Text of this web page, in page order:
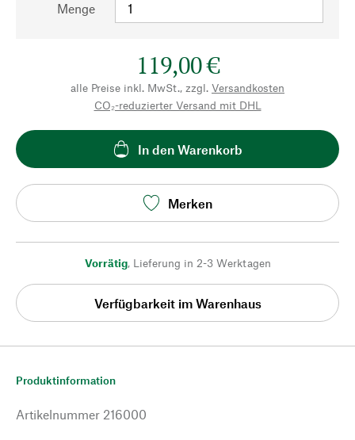
Menge
119,00 €
alle Preise inkl. MwSt., zzgl. Versandkosten
CO₂-reduzierter Versand mit DHL
In den Warenkorb
Merken
Vorrätig, Lieferung in 2-3 Werktagen
Verfügbarkeit im Warenhaus
Produktinformation
Artikelnummer 216000